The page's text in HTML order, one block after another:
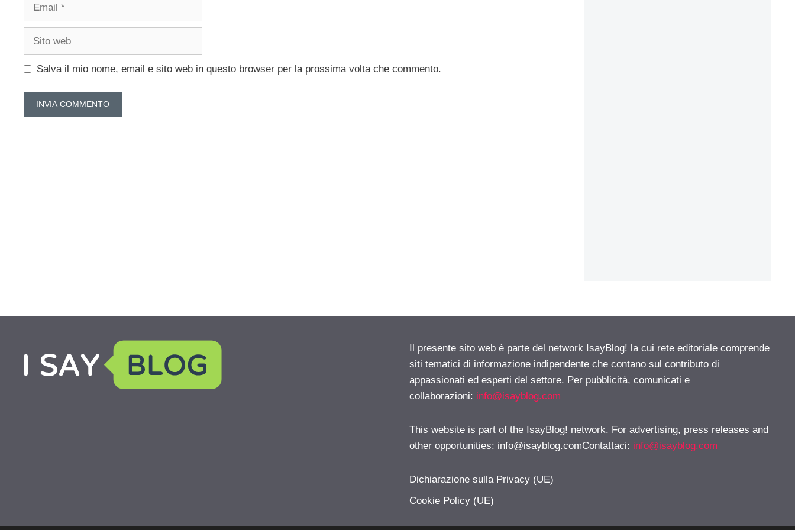
Sito
Salva il mio nome, email e sito web in questo browser per la prossima volta che commento.
Il presente sito web è parte del network IsayBlog! la cui rete editoriale comprende
siti tematici di informazione indipendente che contano sul contributo di
appassionati ed esperti del settore. Per pubblicità, comunicati e
collaborazioni: info@isayblog.com
This website is part of the IsayBlog! network. For advertising, press releases and
other opportunities: info@isayblog.comContattaci: info@isayblog.com
Dichiarazione sulla Privacy (UE)
Cookie Policy (UE)